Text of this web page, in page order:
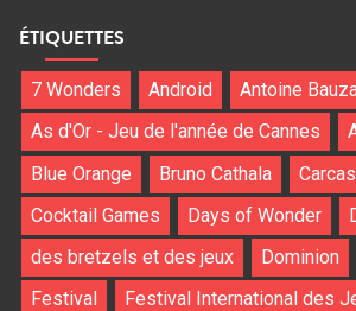
ÉTIQUETTES
7 Wonders Android Antoine
As d'Or - Jeu de l'année de Cannes
Blue Orange
Bruno Cathala
Cocktail Games
Days of Wonder
des bretzels et des jeux
Dominion
Festival
Festival International des